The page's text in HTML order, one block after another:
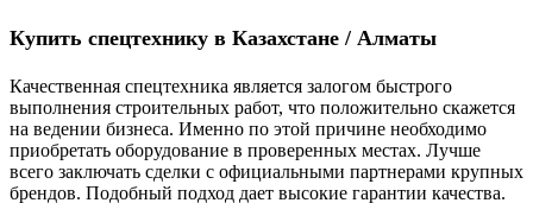
Купить спецтехнику в Казахстане / Алматы
Качественная спецтехника является залогом быстрого
выполнения строительных работ, что положительно скажется
на ведении бизнеса. Именно по этой причине необходимо
приобретать оборудование в проверенных местах. Лучше
всего заключать сделки с официальными партнерами крупных
брендов. Подобный подход дает высокие гарантии качества.